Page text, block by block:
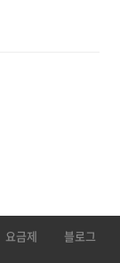
요금제 블로그